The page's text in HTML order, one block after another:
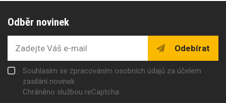
Odběr novinek
Odebírat
Souhlasím se zpracováním osobních údajů za účelem
zasílání novinek
Chráněno službou reCaptcha